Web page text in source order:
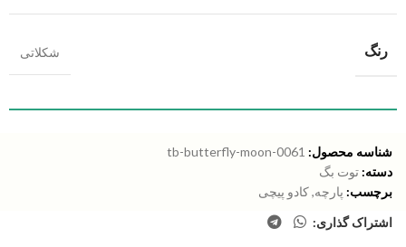
رنگ شکلاتی
شناسه محصول: tb-butterfly-moon-0061
دسته: توت بگ
برچسب: پارچه,کادو پیچی
اشتراک گذاری: